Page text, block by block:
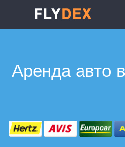
Аренда авто в